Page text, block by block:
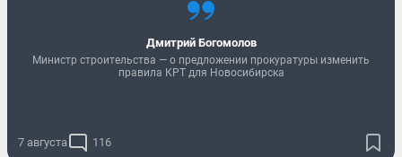
Дмитрий Богомолов
Министр строительства — о предложении прокуратуры изменить
правила КРТ для Новосибирска
7 августа 116